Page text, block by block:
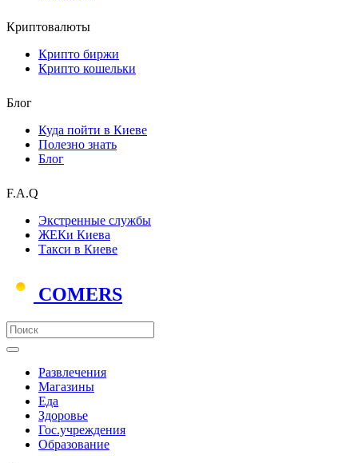
Криптовалюты
Крипто биржи
Крипто кошельки
Блог
Куда пойти в Киеве
Полезно знать
Блог
F.A.Q
Экстренные службы
ЖЕКи Киева
Такси в Киеве
COMERS
Развлечения
Магазины
Еда
Здоровье
Гос.учреждения
Образование